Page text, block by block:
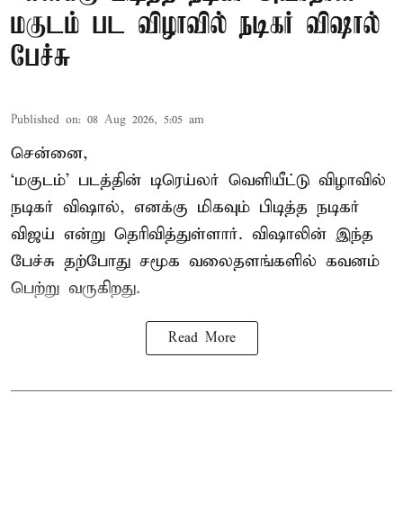
மகுடம் பட விழாவில் நடிகர் விஷால்
பேச்சு
Published on: 08 Aug 2026, 5:05 am
சென்னை,
‘மகுடம்’ படத்தின் டிரெய்லர் வெளியீட்டு விழாவில்
நடிகர் விஷால், எனக்கு மிகவும் பிடித்த நடிகர்
விஜய் என்று தெரிவித்துள்ளார். விஷாலின் இந்த
பேச்சு தற்போது சமூக வலைதளங்களில் கவனம்
பெற்று வருகிறது.
Read More